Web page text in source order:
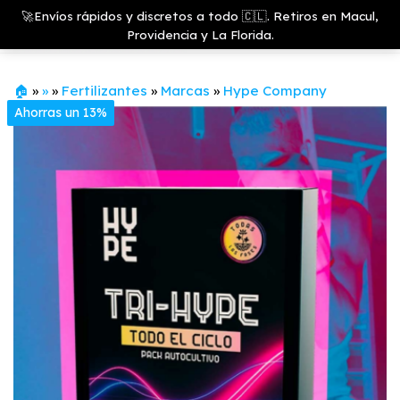
Saltar
contenido
🚀Envíos rápidos y discretos a todo 🇨🇱. Retiros en Macul,
Providencia y La Florida.
Growshop
& LED
Store
🏠 » » » Fertilizantes » Marcas » Hype Company
Ahorras un 13%